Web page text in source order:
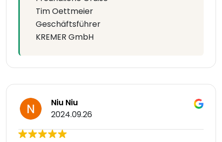
Tim Oettmeier
Geschäftsführer
KREMER GmbH
Niu Niu
2024.09.26